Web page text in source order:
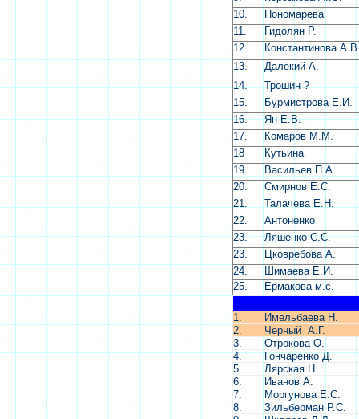
10.
Пономарева
11.
Гидолян Р.
12.
Константинова
13.
Далёкий А.
14.
Трошин ?
15.
Бурмистрова Е.И.
16.
Ян Е.В.
17.
Комаров М.М.
18
Кутьина
19.
Васильев П.А.
20.
Смирнов Е.С.
21.
Талачева Е.Н.
22.
Антоненко
23.
Ляшенко С.С.
23.
Цковребова А.
24.
Шимаева Е.И.
25.
Ермакова м.с.
1.
Имельбаева Н.
2.
Черный А.Г.
3.
Отрокова О.
4.
Гончаренко Д.
5.
Лярская Н.
6.
Иванов А.
7.
Моргунова Е.С.
8.
Зильберман Р.С.